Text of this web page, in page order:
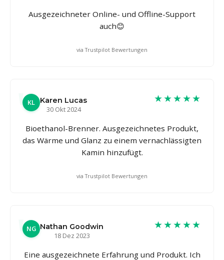
Ausgezeichneter Online- und Offline-Support
auch😊
via Trustpilot Bewertungen
KL
Karen Lucas
30 Okt 2024
★★★★★
Bioethanol-Brenner. Ausgezeichnetes Produkt,
das Wärme und Glanz zu einem vernachlässigten
Kamin hinzufügt.
via Trustpilot Bewertungen
NG Nathan Goodwin
18 Dez 2023
★★★★★
Eine ausgezeichnete Erfahrung und Produkt. Ich